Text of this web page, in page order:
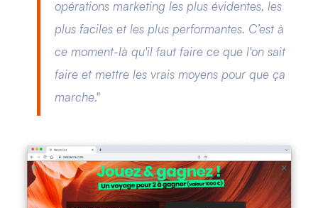
opérations marketing les plus évidentes, les
plus faciles et les plus performantes. C’est à
ce moment-là qu'il faut faire ce que l'on sait
faire et mettre les vrais moyens pour que ça
marche."